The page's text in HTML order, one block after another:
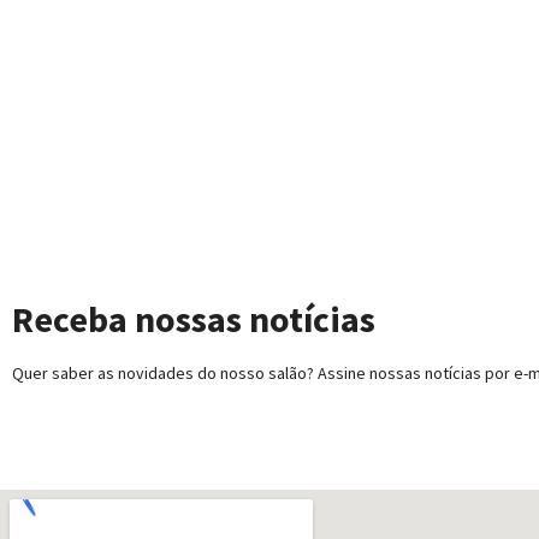
Receba nossas notícias
Quer saber as novidades do nosso salão? Assine nossas notícias por e-